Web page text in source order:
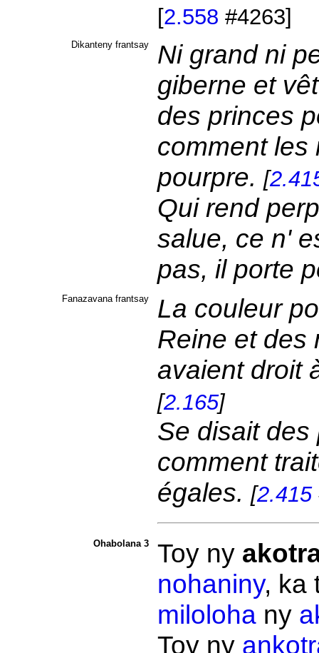
[2.558 #4263]
Dikanteny frantsay
Ni grand ni
giberne et
des princes
comment les
pourpre. [
Qui rend
salue, ce n'
pas, il porte
Fanazavana frantsay
La couleur
Reine et des
avaient droit
[2.165]
Se disait
comment
égales. [2.415
Ohabolana 3 Toy ny
nohaniny, ka
milolohany
Toy ny